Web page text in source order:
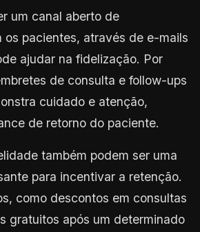
um canal aberto de
os pacientes, através de e-mails
ajudar na fidelização. Por
de consulta e follow-ups
cuidado e atenção,
de retorno do paciente.
também podem ser uma
para incentivar a retenção.
como descontos em consultas
gratuitos após um determinado